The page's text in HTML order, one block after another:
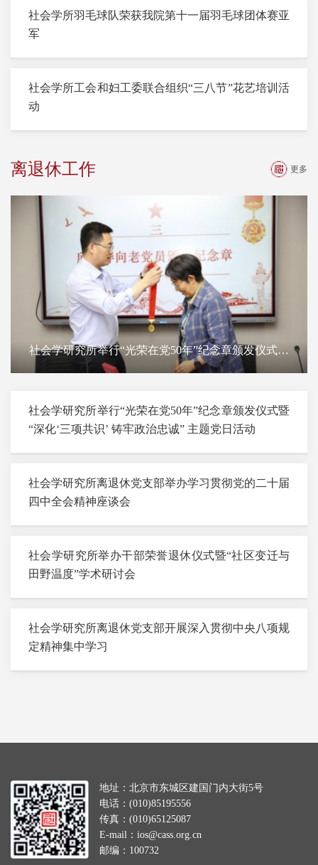
社会学所羽毛球队荣获我院第十一届羽毛球团体赛亚
军
社会学所工会和妇工委联合组织“三八节”花艺培训活
动
离退休工作 更多
社会学研究所举行“光荣在党50年”纪念章颁发仪式暨
“深化‘三项共识’ 铸牢政治忠诚” 主题党日活动
社会学研究所举行“光荣在党50年”纪念章颁发仪式暨
“深化‘三项共识’ 铸牢政治忠诚” 主题党日活动
社会学研究所离退休党支部举办学习贯彻党的二十届
四中全会精神座谈会
社会学研究所举办干部荣誉退休仪式暨“社区变迁与
田野温度”学术研讨会
社会学研究所离退休党支部开展深入贯彻中央八项规
定精神集中学习
地址：北京市东城区建国门内大街5号
电话：(010)85195556
传真：(010)65125087
E-mail：ios@cass.org.cn
邮编：100732